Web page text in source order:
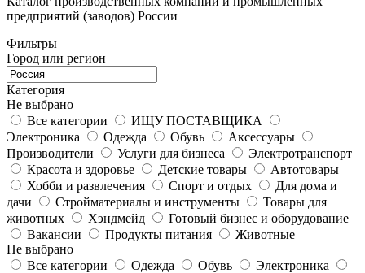
предприятий (заводов) России
Фильтры
Город или регион
Категория
Не выбрано
Все категории
ИЩУ ПОСТАВЩИКА
Электроника
Одежда Обувь
Аксессуары
Производители
Услуги для бизнеса
Электротранспорт
Красота и здоровье
Детские товары
Автотовары
Хобби и развлечения
Спорт и отдых
Для дома и
дачи
Стройматериалы и инструменты
Товары для
животных
Хэндмейд
Готовый бизнес и оборудование
Вакансии
Продукты питания
Животные
Не выбрано
Все категории
Одежда Обувь
Электроника